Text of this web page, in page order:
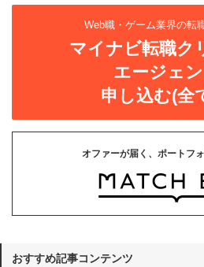
Web職・ゲーム業界の転
マイナビ転職ク
エージェ
申し込む(全
オファーが届く、ポートフ
おすすめ記事コンテンツ